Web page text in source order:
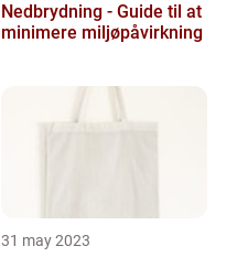
Nedbrydning - Guide til at
minimere miljøpåvirkning
31 may 2023